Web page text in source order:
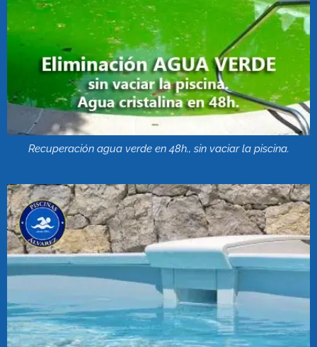
Recuperación agua verde en 48h., sin vaciar la piscina.